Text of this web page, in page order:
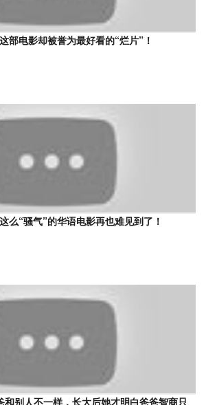
部电影却被誉为最好看的“烂片”！
么“骚气”的华语电影再也难见到了！
和别人不一样，长大后她才明白爸爸智商只